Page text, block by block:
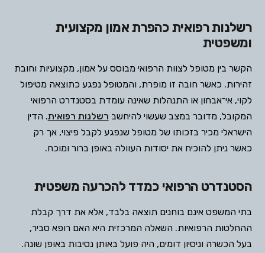
רשלנות רפואית כהפרת אמון מקצועית
ומשפטית
הקשר בין מטופל לצוות הרפואי מבוסס על אמון, מקצועיות וחובת
זהירות. כאשר חובה זו מופרת, והמטופל נפגע כתוצאה מטיפול
לקוי, אי־אבחון או התנהלות שאינה עומדת בסטנדרט הרפואי
המקובל, מדובר במצב שעשוי להיחשב רשלנות רפואית. הדין
הישראלי מכיר בזכותו של מטופל שנפגע לקבל פיצוי, אך רק
כאשר ניתן להוכיח את יסודות העוולה באופן ברור ומוכח.
הסטנדרט הרפואי כמדד להכרעה משפטית
בתי המשפט אינם בוחנים תוצאה בלבד, אלא את דרך קבלת
ההחלטות הרפואיות. השאלה המרכזית היא האם רופא סביר,
בעל הכשרה וניסיון דומים, היה פועל באותן נסיבות באופן שונה.